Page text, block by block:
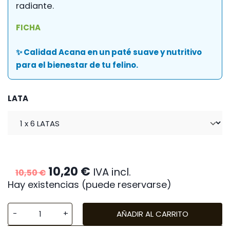
radiante.
FICHA
✨ Calidad Acana en un paté suave y nutritivo
para el bienestar de tu felino.
LATA
10,50€ El
precio
original
era:
10,50 €.
10,20 € El
precio
actual
es:
10,20 €.
IVA incl.
Hay existencias (puede reservarse)
AÑADIR AL CARRITO